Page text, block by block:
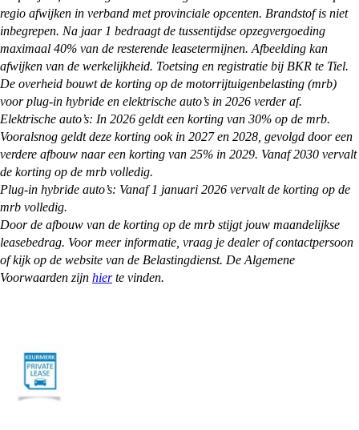
regio afwijken in verband met provinciale opcenten. Brandstof is niet
inbegrepen. Na jaar 1 bedraagt de tussentijdse opzegvergoeding
maximaal 40% van de resterende leasetermijnen. Afbeelding kan
afwijken van de werkelijkheid. Toetsing en registratie bij BKR te Tiel.
De overheid bouwt de korting op de motorrijtuigenbelasting (mrb)
voor plug-in hybride en elektrische auto’s in 2026 verder af.
Elektrische auto’s: In 2026 geldt een korting van 30% op de mrb.
Vooralsnog geldt deze korting ook in 2027 en 2028, gevolgd door een
verdere afbouw naar een korting van 25% in 2029. Vanaf 2030 vervalt
de korting op de mrb volledig.
Plug-in hybride auto’s: Vanaf 1 januari 2026 vervalt de korting op de
mrb volledig.
Door de afbouw van de korting op de mrb stijgt jouw maandelijkse
leasebedrag. Voor meer informatie, vraag je dealer of contactpersoon
of kijk op de website van de Belastingdienst. De Algemene
Voorwaarden zijn hierte vinden.